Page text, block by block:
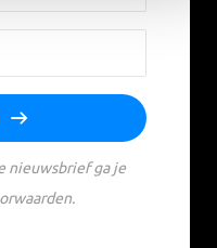
nieuwsbrief ga je